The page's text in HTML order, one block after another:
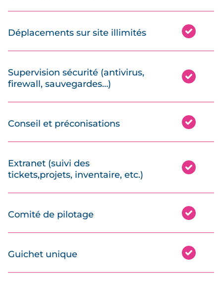
Déplacements sur site illimités
Supervision sécurité (antivirus,
firewall, sauvegardes…)
Conseil et préconisations
Extranet (suivi des
tickets,projets, inventaire, etc.)
Comité de pilotage
Guichet unique